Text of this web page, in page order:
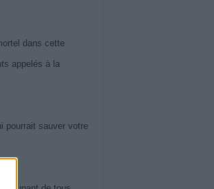
dans cette
appelés à la
pourrait sauver votre